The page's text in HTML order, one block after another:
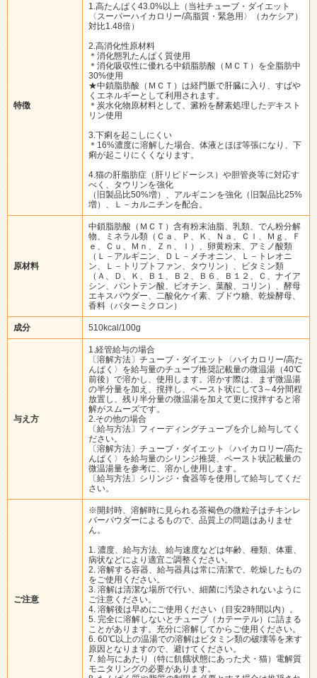
特徴
1.高たんぱく43.0%以上（当社チューブ・ダイエット
〈スーパーハイカロリー/高脂質・緊急用〉（カケシア）
対比1.48倍）
2.高消化性原材料
＊消化態乳たんぱく質使用
＊消化吸収性に優れる中鎖脂肪酸（ＭＣＴ）を全脂肪中
30%使用
★中鎖脂肪酸（ＭＣＴ）は経門脈で肝臓に入り、すばや
くエネルギーとして利用されます。
＊炭水化物原材料として、澱粉を酵素処理したデキスト
リン使用
3.下痢を起こしにくい
＊16%濃度に溶解した場合、体液とほぼ等張になり、下
痢が起こりにくくなります。
4.猫の肝脂肪症（肝リピドーシス）や胆管炎等に対応す
べく、タウリンを強化
（旧製品比50%増）、アルギニンを強化（旧製品比25%
増）、Ｌ－カルニチンを配合。
原材料
中鎖脂肪酸（ＭＣＴ）含有粉末油脂、乳類、でん粉分解
物、ミネラル類（Ｃａ、Ｐ、Ｋ、Ｎａ、Ｃｌ、Ｍｇ、Ｆ
ｅ、Ｃｕ、Ｍｎ、Ｚｎ、Ｉ）、卵黄粉末、アミノ酸類
（Ｌ－アルギニン、ＤＬ－メチオニン、Ｌ－トレオニ
ン、Ｌ－トリプトファン、タウリン）、ビタミン類
（Ａ、Ｄ、Ｋ、Ｂ１、Ｂ２、Ｂ６、Ｂ１２、Ｃ、ナイア
シン、パントテン酸、ビオチン、葉酸、コリン）、酵母
エキスパウダー、二酸化ケイ素、ブドウ糖、乾燥酵母、
香料（バターミクロン）
成分 510kcal/100g
与え方
1.経管給与の場合
〔溶解方法〕チューブ・ダイエット〈ハイカロリー/高た
んぱく〉を給与量のチューブ推奨記載量の微温湯（40℃
前後）で溶かし、使用します。溶かす際は、まず微温湯
の半分量を加え、撹拌し、ペースト状にして3～4分間程
放置し、残り半分量の微温湯を加えて更に撹拌すると溶
解がスムーズです。
2.その他の場合
〔給与方法〕フィーディングチューブを介し給与してく
ださい。
〔溶解方法〕チューブ・ダイエット〈ハイカロリー/高た
んぱく〉を給与量のシリンジ推奨、ペースト状記載量の
微温湯量を参考に、溶かし使用します。
〔給与方法〕シリンジ・食器等を使用して給与してくだ
さい。
ご注意
※開封時、溶解時に見られる茶褐色の微粒子はチキンレ
バーパウダーによるもので、品質上の問題はありませ
ん。
1. 濃度、給与方法、給与速度などは年齢、種類、体重、
病状などにより適宜ご調整ください。
2. 溶解する容器、給与器具は常に清潔で、乾燥したもの
をご使用ください。
3. 溶解は清潔な場所で行い、細菌に汚染されないように
ご注意ください。
4. 溶解後は早めにご使用ください（目安2時間以内）。
5. 完全に溶解しないとチューブ（カテーテル）に詰まる
ことがあります。充分に溶解してからご使用ください。
6. 60℃以上の温湯での溶解はビタミン類の破壊等を来す
原因となりますので、避けてください。
7. 給与にあたり（特に飢餓状態にあった犬・猫）電解質
モニタリングの必要があります。